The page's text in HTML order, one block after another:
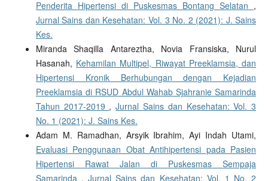
Penderita Hipertensi di Puskesmas Bontang Selatan ,
Jurnal Sains dan Kesehatan: Vol. 3 No. 2 (2021): J. Sains
Kes.
Miranda Shaqilla Antareztha, Novia Fransiska, Nurul
Hasanah, Kehamilan Multipel, Riwayat Preeklamsia, dan
Hipertensi Kronik Berhubungan dengan Kejadian
Preeklamsia di RSUD Abdul Wahab Sjahranie Samarinda
Tahun 2017-2019 ,Jurnal Sains dan Kesehatan: Vol. 3
No. 1 (2021): J. Sains Kes.
Adam M. Ramadhan, Arsyik Ibrahim, Ayi Indah Utami,
Evaluasi Penggunaan Obat Antihipertensi pada Pasien
Hipertensi Rawat Jalan di Puskesmas Sempaja
Samarinda ,Jurnal Sains dan Kesehatan: Vol. 1 No. 2